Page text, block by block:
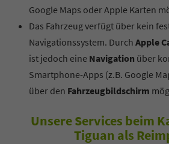
Google Maps oder Apple Karten
Das Fahrzeug verfügt über kein
Navigationssystem. Durch Apple
ist jedoch eine Navigation über
Smartphone-Apps (z.B. Google
über den Fahrzeugbildschirm
Unsere Services beim
Tiguan als